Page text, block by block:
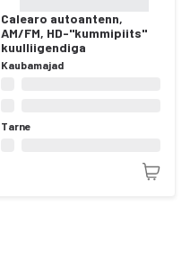
Calearo autoantenn,
AM/FM, HD-"kummipiits"
kuulliigendiga
Kaubamajad
Tarne